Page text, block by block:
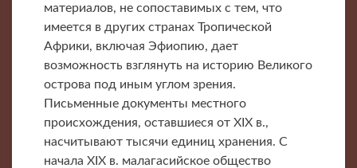
материалов, не сопоставимых с тем, что
имеется в других странах Тропической
Африки, включая Эфиопию, дает
возможность взглянуть на историю Великого
острова под иным углом зрения.
Письменные документы местного
происхождения, оставшиеся от XIX в.,
насчитывают тысячи единиц хранения. С
начала XIX в. малагасийское общество